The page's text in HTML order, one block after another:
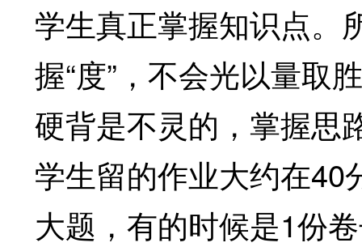
学生真正掌握知识点。
握“度”，不会光以量取
硬背是不灵的，掌握思
学生留的作业大约在40
大题，有的时候是1份